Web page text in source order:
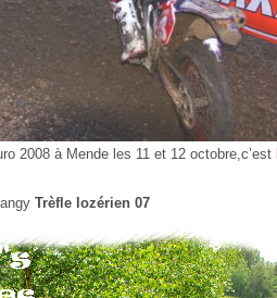
2008 à Mende les 11 et 12 octobre,c’est
Trèfle lozérien 07